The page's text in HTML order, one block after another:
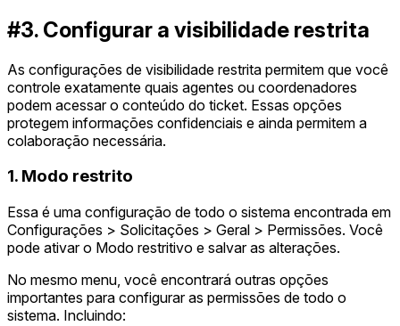
#3. Configurar a visibilidade restrita
As configurações de visibilidade restrita permitem que você
controle exatamente quais agentes ou coordenadores
podem acessar o conteúdo do ticket. Essas opções
protegem informações confidenciais e ainda permitem a
colaboração necessária.
1. Modo restrito
Essa é uma configuração de todo o sistema encontrada em
Configurações > Solicitações > Geral > Permissões. Você
pode ativar o Modo restritivo e salvar as alterações.
No mesmo menu, você encontrará outras opções
importantes para configurar as permissões de todo o
sistema. Incluindo: